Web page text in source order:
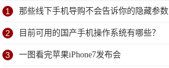
机吧
1 那些线下手机导购不会告诉你的隐藏参数
2 目前可用的国产手机操作系统有哪些？
3 一图看完苹果iPhone7发布会